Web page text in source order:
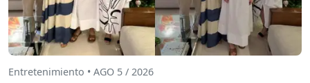
Entretenimiento • AGO 5 / 2026